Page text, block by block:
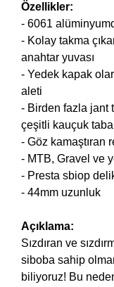
Özellikler:
- 6061
- Kolay takma
anahtar yuvası
- Yedek kapak
aleti
- Birden fazla jant
çeşitli kauçuk
- Göz kamaştıran
- MTB, Gravel ve
- Presta sbiop
- 44mm uzunluk
Açıklama:
Sızdıran ve
siboba sahip
biliyoruz! Bu